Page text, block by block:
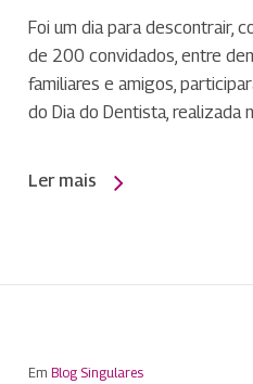
Foi um dia para descontrair,
de 200 convidados, entre
familiares e amigos,
do Dia do Dentista, realizada
Ler mais
Em Blog Singulares